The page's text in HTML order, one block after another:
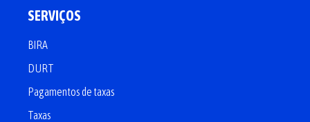
SERVIÇOS
BIRA
DURT
Pagamentos de taxas
Taxas